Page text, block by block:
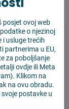
zalihi
posjet ovoj web
o njezinoj
i usluge trećih
partnerima u EU,
za poboljšanje
ovdjeili Meta
Klikom na
na ovu obradu.
postavke u